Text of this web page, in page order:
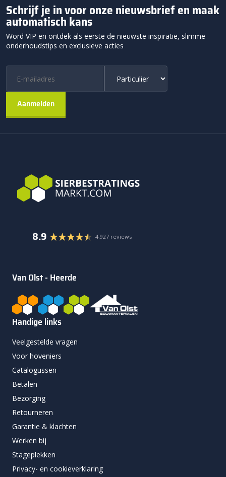
Schrijf je in voor onze nieuwsbrief en maak
automatisch kans
Word VIP en ontdek als eerste de nieuwste inspiratie, slimme
onderhoudstips en exclusieve acties
8.9 4.927 reviews
Van Olst - Heerde
Handige links
Veelgestelde vragen
Voor hoveniers
Catalogussen
Betalen
Bezorging
Retourneren
Garantie & klachten
Werken bij
Stageplekken
Privacy- en cookieverklaring